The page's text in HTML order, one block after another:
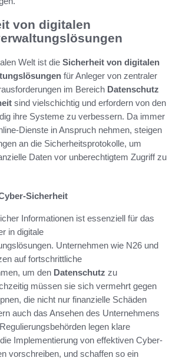
von digitalen
Welt ist die Sicherheit von digitalen
für Anleger von zentraler
im Bereich Datenschutz
sind vielschichtig und erfordern von den
ihre Systeme zu verbessern. Da immer
Dienste in Anspruch nehmen, steigen
an die Sicherheitsprotokolle, um
Daten vor unberechtigtem Zugriff zu
Sicherheit
Informationen ist essenziell für das
in digitale
Unternehmen wie N26 und
auf fortschrittliche
um den Datenschutz zu
müssen sie sich vermehrt gegen
die nicht nur finanzielle Schäden
auch das Ansehen des Unternehmens
legen klare
Implementierung von effektiven Cyber-
vorschreiben, und schaffen so ein